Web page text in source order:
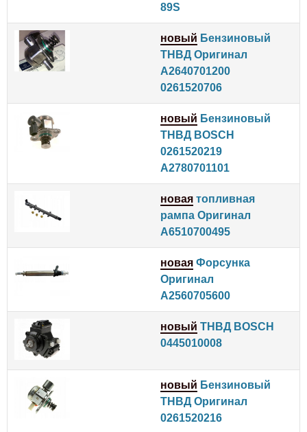
89S
новый Бензиновый
ТНВД Оригинал
A2640701200
0261520706
новый Бензиновый
ТНВД BOSCH
0261520219
A2780701101
новая топливная
рампа Оригинал
A6510700495
новая Форсунка
Оригинал
A2560705600
новый ТНВД BOSCH
0445010008
новый Бензиновый
ТНВД Оригинал
0261520216